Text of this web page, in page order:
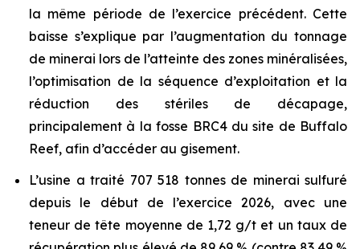
la même période de l’exercice précédent. Cette
baisse s’explique par l’augmentation du tonnage
de minerai lors de l’atteinte des zones minéralisées,
l’optimisation de la séquence d’exploitation et la
réduction des stériles de décapage,
principalement à la fosse BRC4 du site de Buffalo
Reef, afin d’accéder au gisement.
L’usine a traité 707 518 tonnes de minerai sulfuré
depuis le début de l’exercice 2026, avec une
teneur de tête moyenne de 1,72 g/t et un taux de